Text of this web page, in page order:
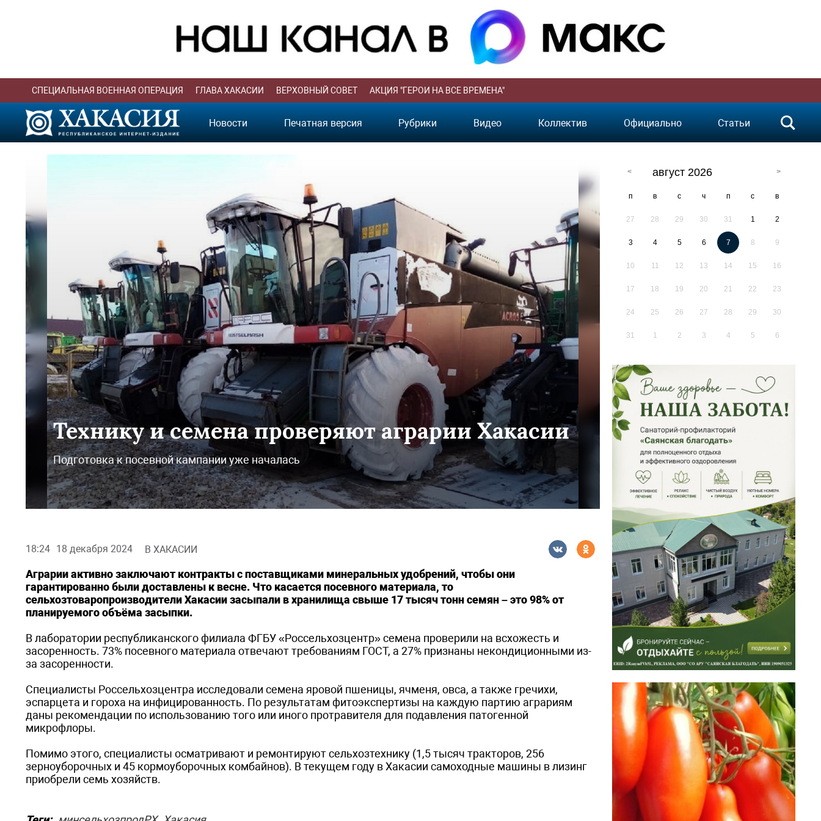
СПЕЦИАЛЬНАЯ ВОЕННАЯ ОПЕРАЦИЯ ГЛАВА ХАКАСИИ ВЕРХОВНЫЙ СОВЕТ АКЦИЯ "ГЕРОИ НА ВСЕ ВРЕМЕНА"
Новости Печатная версия Рубрики Видео Коллектив Официально Статьи
Технику и семена проверяют аграрии Хакасии
Подготовка к посевной кампании уже началась
18:24 18 декабря 2024 В ХАКАСИИ
Аграрии активно заключают контракты с поставщиками минеральных удобрений, чтобы они
гарантированно были доставлены к весне. Что касается посевного материала, то
сельхозтоваропроизводители Хакасии засыпали в хранилища свыше 17 тысяч тонн семян – это 98% от
планируемого объёма засыпки.
В лаборатории республиканского филиала ФГБУ «Россельхозцентр» семена проверили на всхожесть и
засоренность. 73% посевного материала отвечают требованиям ГОСТ, а 27% признаны некондиционными из-
за засоренности.
Специалисты Россельхозцентра исследовали семена яровой пшеницы, ячменя, овса, а также гречихи,
эспарцета и гороха на инфицированность. По результатам фитоэкспертизы на каждую партию аграриям
даны рекомендации по использованию того или иного протравителя для подавления патогенной
микрофлоры.
Помимо этого, специалисты осматривают и ремонтируют сельхозтехнику (1,5 тысяч тракторов, 256
зерноуборочных и 45 кормоуборочных комбайнов). В текущем году в Хакасии самоходные машины в лизинг
приобрели семь хозяйств.
август 2026
п в с ч п с в
27 28 29 30 31 1 2
3 4 5 6 7 8 9
10 11 12 13 14 15 16
17 18 19 20 21 22 23
24 25 26 27 28 29 30
31 1 2 3 4 5 6